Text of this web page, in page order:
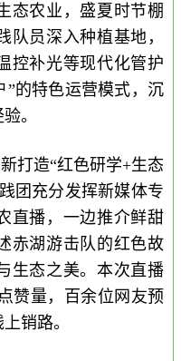
态农业，盛夏时节棚
队员深入种植基地，
控补光等现代化管护
”的特色运营模式，沉
。
打造“红色研学+生态
团充分发挥新媒体专
直播，一边推介鲜甜
赤湖游击队的红色故
生态之美。本次直播
赞量，百余位网友预
销路。